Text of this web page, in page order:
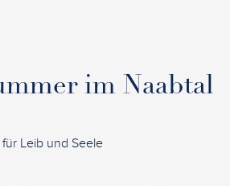
im Naabtal
Leib und Seele